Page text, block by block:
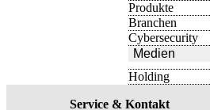
Produkte
Branchen
Cybersecurity
Medien
Holding
Service & Kontakt